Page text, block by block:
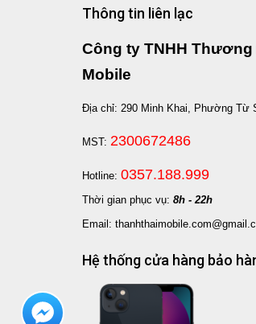
Thông tin liên lạc
Công ty TNHH
Mobile
Địa chỉ: 290 Minh Khai, Phường Từ
MST: 2300672486
Hotline: 0357.188.999
Thời gian phục vụ: 8h - 22h
Email:
Hệ thống cửa hàng bảo